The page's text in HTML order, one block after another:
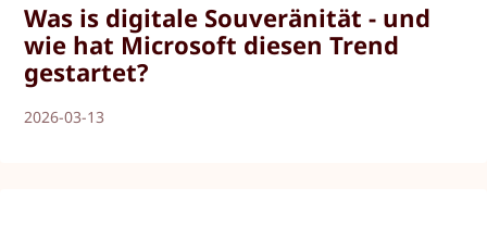
Was is digitale Souveränität - und
wie hat Microsoft diesen Trend
gestartet?
2026-03-13